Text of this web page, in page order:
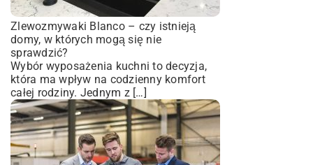
Zlewozmywaki Blanco – czy istnieją
domy, w których mogą się nie
sprawdzić?
Wybór wyposażenia kuchni to decyzja,
która ma wpływ na codzienny komfort
całej rodziny. Jednym z […]